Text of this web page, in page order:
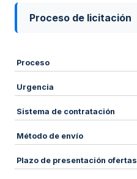
Proceso de licitación
Proceso
Urgencia
Sistema de contratación
Método de envío
Plazo de presentación ofertas